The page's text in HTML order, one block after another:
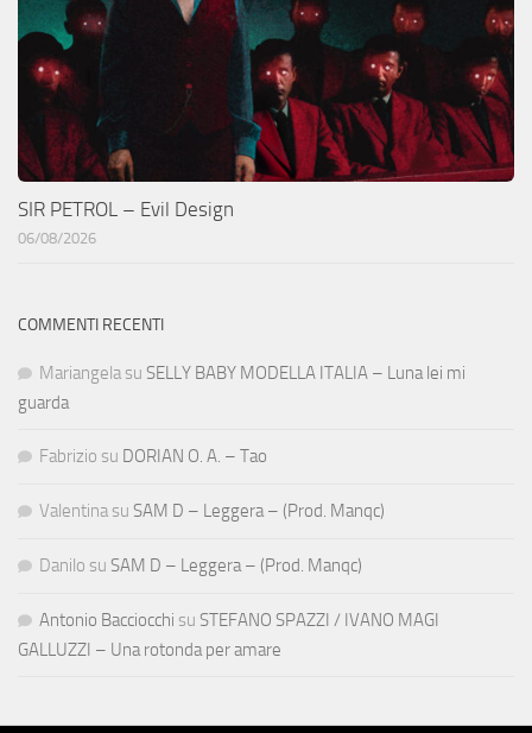
SIR PETROL – Evil Design
06/08/2026
COMMENTI RECENTI
Mariangela su SELLY BABY MODELLA ITALIA – Luna lei mi
guarda
Fabrizio su DORIAN O. A. – Tao
Valentina su SAM D – Leggera – (Prod. Manqc)
Danilo su SAM D – Leggera – (Prod. Manqc)
Antonio Bacciocchi su STEFANO SPAZZI / IVANO MAGI
GALLUZZI – Una rotonda per amare